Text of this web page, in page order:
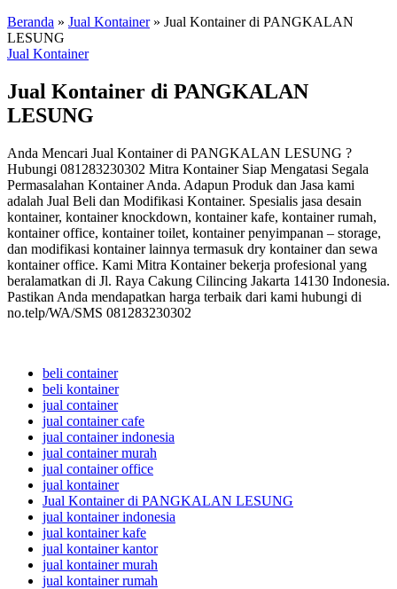
Beranda » Jual Kontainer » Jual Kontainer di PANGKALAN
LESUNG
Jual Kontainer
Jual Kontainer di PANGKALAN
LESUNG
Anda Mencari Jual Kontainer di PANGKALAN LESUNG ?
Hubungi 081283230302 Mitra Kontainer Siap Mengatasi Segala
Permasalahan Kontainer Anda. Adapun Produk dan Jasa kami
adalah Jual Beli dan Modifikasi Kontainer. Spesialis jasa desain
kontainer, kontainer knockdown, kontainer kafe, kontainer rumah,
kontainer office, kontainer toilet, kontainer penyimpanan – storage,
dan modifikasi kontainer lainnya termasuk dry kontainer dan sewa
kontainer office. Kami Mitra Kontainer bekerja profesional yang
beralamatkan di Jl. Raya Cakung Cilincing Jakarta 14130 Indonesia.
Pastikan Anda mendapatkan harga terbaik dari kami hubungi di
no.telp/WA/SMS 081283230302
beli container
beli kontainer
jual container
jual container cafe
jual container indonesia
jual container murah
jual container office
jual kontainer
Jual Kontainer di PANGKALAN LESUNG
jual kontainer indonesia
jual kontainer kafe
jual kontainer kantor
jual kontainer murah
jual kontainer rumah